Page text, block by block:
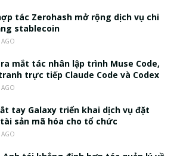
tác Zerohash mở rộng dịch vụ chi
stablecoin
mắt tác nhân lập trình Muse Code,
trực tiếp Claude Code và Codex
tay Galaxy triển khai dịch vụ đặt
sản mã hóa cho tổ chức